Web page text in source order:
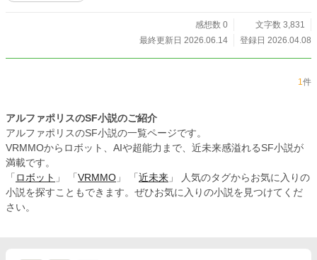
感想数 0
文字数 3,831
最終更新日 2026.06.14
登録日 2026.04.08
1件
アルファポリスのSF小説のご紹介
アルファポリスのSF小説の一覧ページです。
VRMMOからロボット、AIや超能力まで、近未来感溢れるSF小説が
満載です。
「 ロボット 」 「 VRMMO 」 「 近未来 」 人気のタグからお気に入りの
小説を探すこともできます。ぜひお気に入りの小説を見つけてくだ
さい。